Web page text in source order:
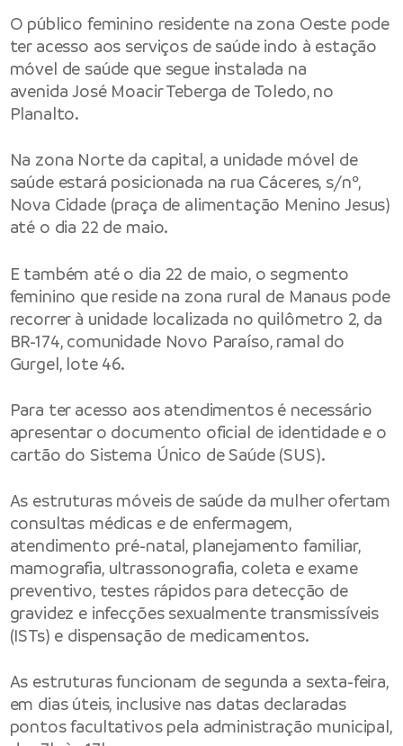
O público feminino residente na zona Oeste pode
ter acesso aos serviços de saúde indo à estação
móvel de saúde que segue instalada na
avenida José Moacir Teberga de Toledo, no
Planalto.
Na zona Norte da capital, a unidade móvel de
saúde estará posicionada na rua Cáceres, s/nº,
Nova Cidade (praça de alimentação Menino Jesus)
até o dia 22 de maio.
E também até o dia 22 de maio, o segmento
feminino que reside na zona rural de Manaus pode
recorrer à unidade localizada no quilômetro 2, da
BR-174, comunidade Novo Paraíso, ramal do
Gurgel, lote 46.
Para ter acesso aos atendimentos é necessário
apresentar o documento oficial de identidade e o
cartão do Sistema Único de Saúde (SUS).
As estruturas móveis de saúde da mulher ofertam
consultas médicas e de enfermagem,
atendimento pré-natal, planejamento familiar,
mamografia, ultrassonografia, coleta e exame
preventivo, testes rápidos para detecção de
gravidez e infecções sexualmente transmissíveis
(ISTs) e dispensação de medicamentos.
As estruturas funcionam de segunda a sexta-feira,
em dias úteis, inclusive nas datas declaradas
pontos facultativos pela administração municipal,